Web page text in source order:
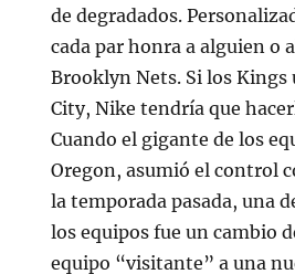
de degradados.
cada par honra a alguien o
Brooklyn Nets. Si los Kings
City, Nike tendría que
Cuando el gigante de los
Oregon, asumió el control
la temporada pasada, una
los equipos fue un cambio
equipo “visitante” a una